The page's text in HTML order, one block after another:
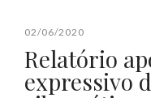
02/06/2020
Relatório
expressivo